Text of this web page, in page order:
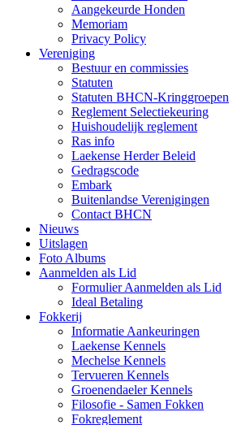
Aangekeurde Honden
Memoriam
Privacy Policy
Vereniging
Bestuur en commissies
Statuten
Statuten BHCN-Kringgroepen
Reglement Selectiekeuring
Huishoudelijk reglement
Ras info
Laekense Herder Beleid
Gedragscode
Embark
Buitenlandse Verenigingen
Contact BHCN
Nieuws
Uitslagen
Foto Albums
Aanmelden als Lid
Formulier Aanmelden als Lid
Ideal Betaling
Fokkerij
Informatie Aankeuringen
Laekense Kennels
Mechelse Kennels
Tervueren Kennels
Groenendaeler Kennels
Filosofie - Samen Fokken
Fokreglement